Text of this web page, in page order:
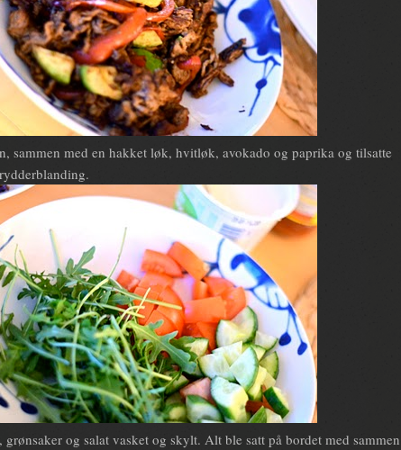
sammen med en hakket løk, hvitløk, avokado og paprika og tilsatte
og salat vasket og skylt. Alt ble satt på bordet med sammen